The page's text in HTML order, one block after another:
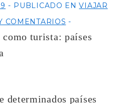
PUBLICADO ENVIAJAR
COMENTARIOS
determinados países